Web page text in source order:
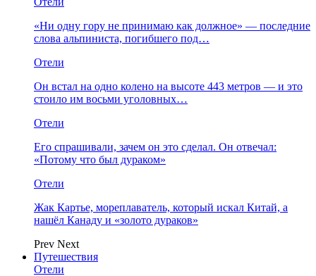
«Ни одну гору не принимаю как должное» — последние
слова альпиниста, погибшего под…
Отели
Он встал на одно колено на высоте 443 метров — и это
стоило им восьми уголовных…
Отели
Его спрашивали, зачем он это сделал. Он отвечал:
«Потому что был дураком»
Отели
Жак Картье, мореплаватель, который искал Китай, а
нашёл Канаду и «золото дураков»
Prev Next
Путешествия
Отели